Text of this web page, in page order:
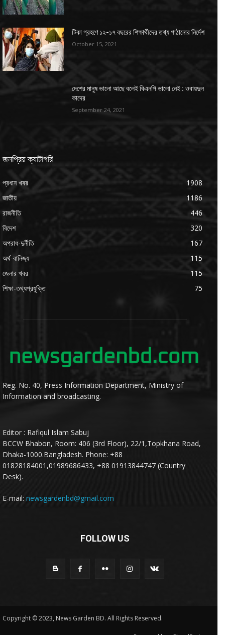
টিকা গ্রহণে ১২-১৭ বছরের শিক্ষার্থীদের তথ্য পাঠানোর নির্দেশ
October 15, 2021
দেশের মানুষ ভালো আছে বলেই বিএনপি ভালো নেই : ওবায়দুল
কাদের
September 24, 2021
জনপ্রিয় ক্যাটাগরি
প্রধান খবর
1908
জাতীয়
1186
রাজনীতি
446
বিদেশ
320
অপরাধ-দুর্নীতি
167
অর্থ-বানিজ্য
115
জেলার খবর
115
শিক্ষা-তথ্যপ্রযুক্তি
75
Reg. No. 40, Press Information Department, Ministry of
Information and broadcasting.
Editor : Rafiqul Islam Sabuj
BCCW Bhabon, Room: 406 (3rd Floor), 22/1,Topkhana Road,
Dhaka-1000.Bangladesh. Phone: +88
01828184001,01989686433, +88 01913844747 (Country
Desk).
E-mail: newsgardenbd@gmail.com
FOLLOW US
Copyright © 2023, News Garden BD. All Rights Reserved.